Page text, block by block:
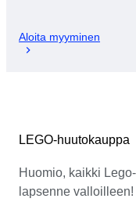
Aloita myyminen
LEGO-huutokauppa
Huomio, kaikki
lapsenne